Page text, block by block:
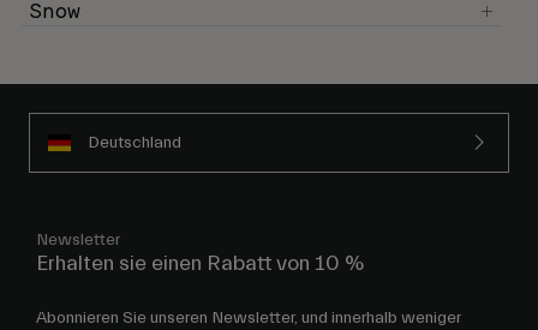
Snow
Deutschland
Newsletter
Erhalten sie einen Rabatt von 10 %
Abonnieren Sie unseren Newsletter, und innerhalb weniger